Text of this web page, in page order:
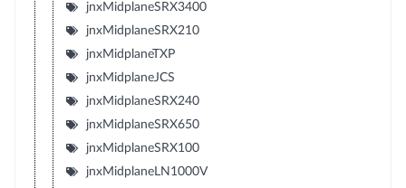
jnxMidplaneSRX3400
jnxMidplaneSRX210
jnxMidplaneTXP
jnxMidplaneJCS
jnxMidplaneSRX240
jnxMidplaneSRX650
jnxMidplaneSRX100
jnxMidplaneLN1000V